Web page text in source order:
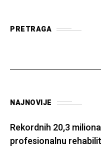
PRETRAGA
NAJNOVIJE
Rekordnih 20,3
profesionalnu